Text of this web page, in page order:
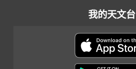
我的天文台